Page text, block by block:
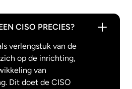
CISO PRECIES?
verlengstuk van de
op de inrichting,
van
Dit doet de CISO